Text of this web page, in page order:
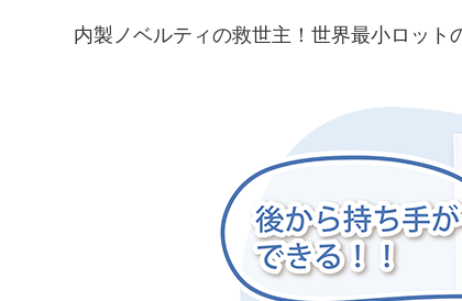
内製ノベルティの救世主！世界最小ロット